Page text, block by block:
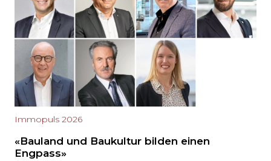
Immopuls 2026
«Bauland und Baukultur bilden einen
Engpass»